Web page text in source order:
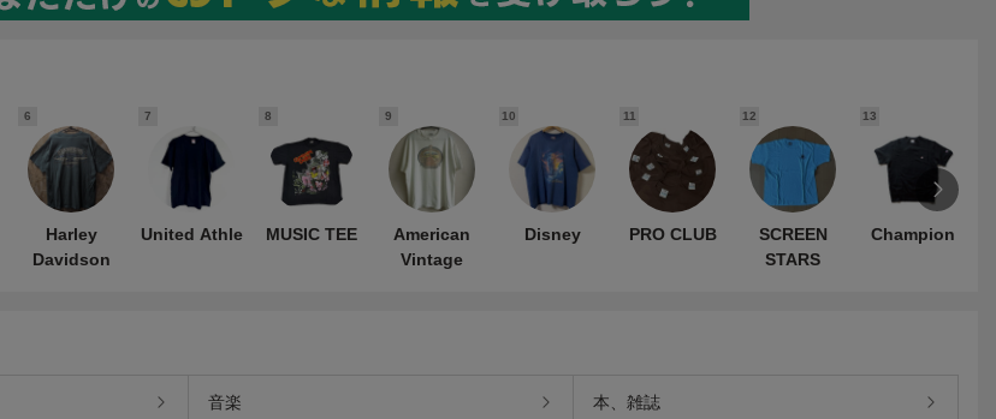
6
Harley
Davidson
7
United Athle
8
MUSIC TEE
9
American
Vintage
10
Disney
11
PRO CLUB
12
SCREEN
STARS
13
Champion
音楽 本、雑誌